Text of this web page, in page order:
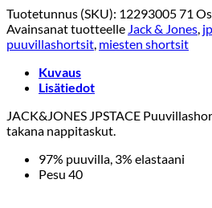
Tuotetunnus (SKU): 12293005 71
Avainsanat tuotteelle Jack & Jones,
puuvillashortsit, miesten shortsit
Kuvaus
Lisätiedot
JACK&JONES JPSTACE
takana nappitaskut.
97% puuvilla, 3% elastaani
Pesu 40